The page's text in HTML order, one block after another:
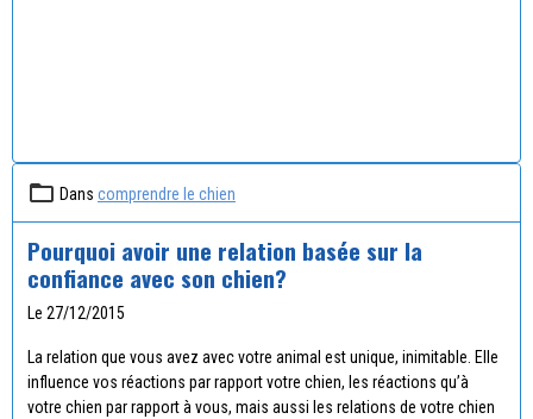
Dans comprendre le chien
Pourquoi avoir une relation basée sur la
confiance avec son chien?
Le 27/12/2015
La relation que vous avez avec votre animal est unique, inimitable. Elle
influence vos réactions par rapport votre chien, les réactions qu’à
votre chien par rapport à vous, mais aussi les relations de votre chien